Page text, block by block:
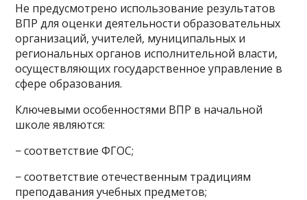
Не предусмотрено использование результатов
ВПР для оценки деятельности образовательных
организаций, учителей, муниципальных и
региональных органов исполнительной власти,
осуществляющих государственное управление в
сфере образования.
Ключевыми особенностями ВПР в начальной
школе являются:
− соответствие ФГОС;
− соответствие отечественным традициям
преподавания учебных предметов;